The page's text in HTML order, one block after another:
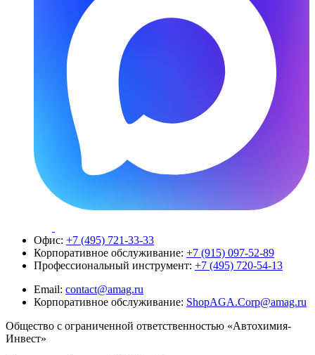
Офис: +7 (495) 721-33-33
Корпоративное обслуживание: +7 (915) 097-52-89
Профессиональный инструмент: +7 (495) 720-54-13
Email: contact@amag.ru
Корпоративное обслуживание: ShopAGA.Corp@amag.ru
Общество с ограниченной ответственностью «Автохимия-
Инвест»